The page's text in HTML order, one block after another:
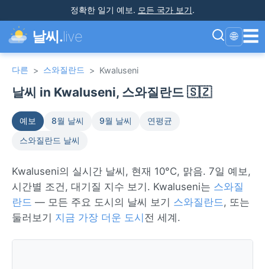
정확한 일기 예보. 모든 국가 보기.
날씨.live 🌐 ☰
다른 > 스와질란드 > Kwaluseni
날씨 in Kwaluseni, 스와질란드 🇸🇿
예보 8월 날씨 9월 날씨
연평균
스와질란드 날씨
Kwaluseni의 실시간 날씨, 현재 10°C, 맑음. 7일 예보,
시간별 조건, 대기질 지수 보기. Kwaluseni는 스와질
란드 — 모든 주요 도시의 날씨 보기 스와질란드, 또는
둘러보기 지금 가장 더운 도시 전 세계.